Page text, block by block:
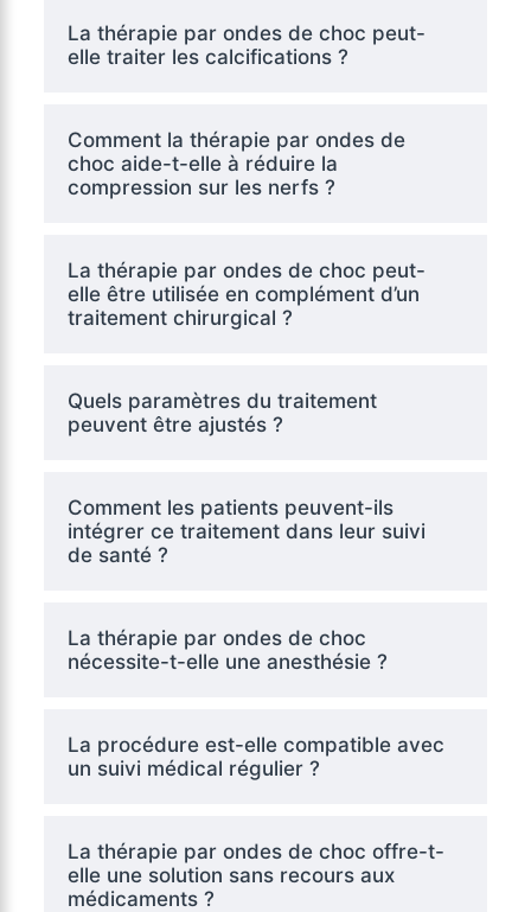
La thérapie par ondes de choc peut-
elle traiter les calcifications ?
Comment la thérapie par ondes de
choc aide-t-elle à réduire la
compression sur les nerfs ?
La thérapie par ondes de choc peut-
elle être utilisée en complément d’un
traitement chirurgical ?
Quels paramètres du traitement
peuvent être ajustés ?
Comment les patients peuvent-ils
intégrer ce traitement dans leur suivi
de santé ?
La thérapie par ondes de choc
nécessite-t-elle une anesthésie ?
La procédure est-elle compatible avec
un suivi médical régulier ?
La thérapie par ondes de choc offre-t-
elle une solution sans recours aux
médicaments ?